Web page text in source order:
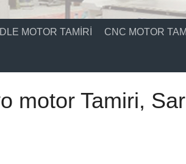
MOTOR TAMIRI CNC MOTOR
motor Tamiri,